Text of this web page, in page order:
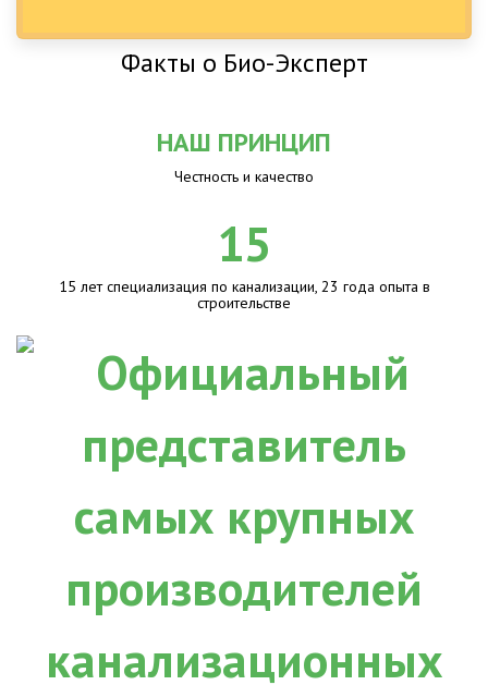
Факты о Био-Эксперт
НАШ ПРИНЦИП
Честность и качество
15
15 лет специализация по канализации, 23 года опыта в
строительстве